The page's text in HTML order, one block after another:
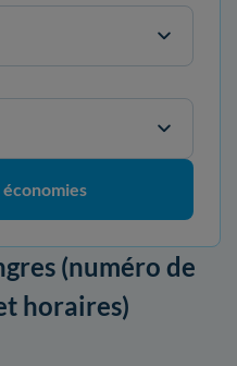
(numéro de
horaires)